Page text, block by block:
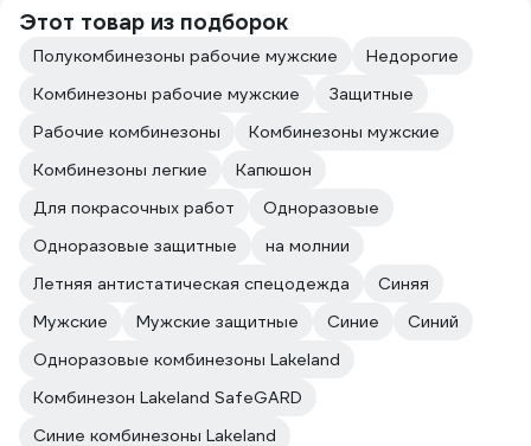
Этот товар из подборок
Полукомбинезоны рабочие мужские
Недорогие
Комбинезоны рабочие мужские
Защитные
Рабочие комбинезоны
Комбинезоны мужские
Комбинезоны легкие
Капюшон
Для покрасочных работ
Одноразовые
Одноразовые защитные
на молнии
Летняя антистатическая спецодежда
Синяя
Мужские
Мужские защитные Синие
Синий
Одноразовые комбинезоны Lakeland
Комбинезон Lakeland SafeGARD
Синие комбинезоны Lakeland